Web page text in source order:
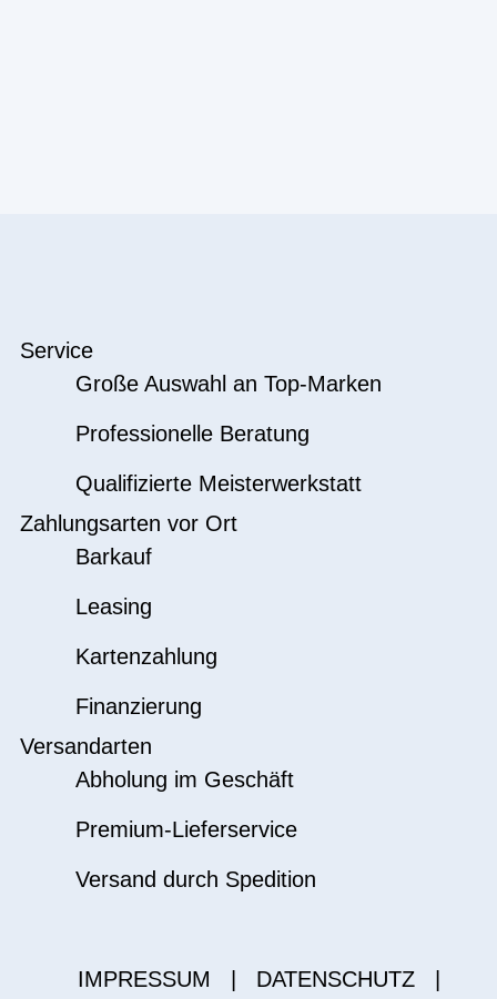
Service
Große Auswahl an Top-Marken
Professionelle Beratung
Qualifizierte Meisterwerkstatt
Zahlungsarten vor Ort
Barkauf
Leasing
Kartenzahlung
Finanzierung
Versandarten
Abholung im Geschäft
Premium-Lieferservice
Versand durch Spedition
IMPRESSUM DATENSCHUTZ